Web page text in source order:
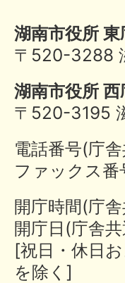
湖南市役所 東
〒520-3288
湖南市役所 西
〒520-3195
電話番号(庁
ファックス
開庁時間(庁
開庁日(庁舎
[祝日・休日
を除く]